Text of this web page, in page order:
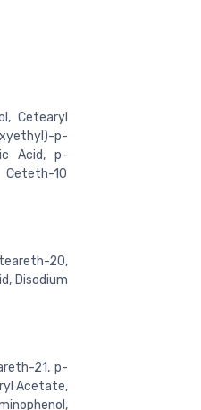
Cetearyl
p-
Acid, p-
10
20,
Disodium
21, p-
Acetate,